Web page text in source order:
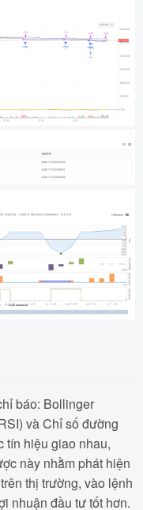
báo: Bollinger
và Chỉ số đường
tín hiệu giao nhau,
này nhằm phát hiện
thị trường, vào lệnh
nhuận đầu tư tốt hơn.